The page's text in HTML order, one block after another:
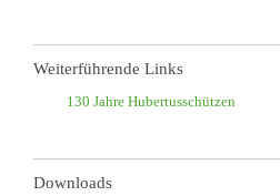
Weiterführende Links
130 Jahre Hubertusschützen
Downloads